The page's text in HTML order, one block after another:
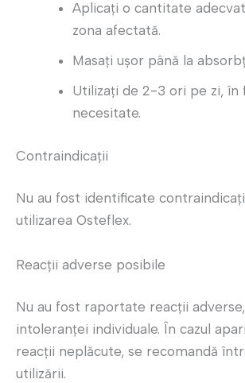
Aplicați o cantitate
zona afectată.
Masați ușor până la
Utilizați de 2-3 ori pe zi, în
necesitate.
Contraindicații
Nu au fost identificate
utilizarea Osteflex.
Reacții adverse posibile
Nu au fost raportate reacții
intoleranței individuale. În cazul
reacții neplăcute, se recomandă
utilizării.